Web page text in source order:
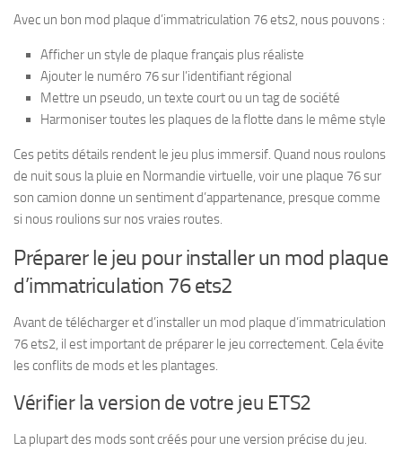
Avec un bon mod plaque d’immatriculation 76 ets2, nous pouvons :
Afficher un style de plaque français plus réaliste
Ajouter le numéro 76 sur l’identifiant régional
Mettre un pseudo, un texte court ou un tag de société
Harmoniser toutes les plaques de la flotte dans le même style
Ces petits détails rendent le jeu plus immersif. Quand nous roulons
de nuit sous la pluie en Normandie virtuelle, voir une plaque 76 sur
son camion donne un sentiment d’appartenance, presque comme
si nous roulions sur nos vraies routes.
Préparer le jeu pour installer un mod plaque
d’immatriculation 76 ets2
Avant de télécharger et d’installer un mod plaque d’immatriculation
76 ets2, il est important de préparer le jeu correctement. Cela évite
les conflits de mods et les plantages.
Vérifier la version de votre jeu ETS2
La plupart des mods sont créés pour une version précise du jeu.